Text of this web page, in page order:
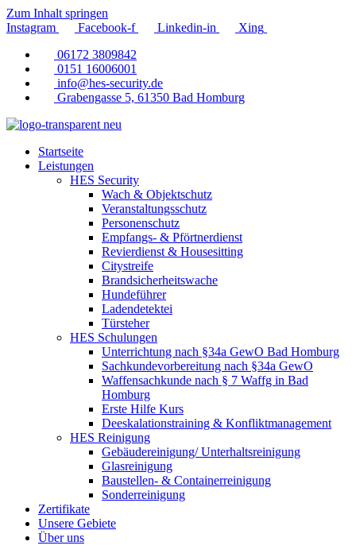
Zum Inhalt springen
Instagram
Facebook-f Linkedin-in
Xing
06172 3809842
0151 16006001
info@hes-security.de
Grabengasse 5, 61350 Bad Homburg
Startseite
Leistungen
HES Security
Wach & Objektschutz
Veranstaltungsschutz
Personenschutz
Empfangs- & Pförtnerdienst
Revierdienst & Housesitting
Citystreife
Brandsicherheitswache
Hundeführer
Ladendetektei
Türsteher
HES Schulungen
Unterrichtung nach §34a GewO Bad Homburg
Sachkundevorbereitung nach §34a GewO
Waffensachkunde nach § 7 Waffg in Bad
Homburg
Erste Hilfe Kurs
Deeskalationstraining & Konfliktmanagement
HES Reinigung
Gebäudereinigung/ Unterhaltsreinigung
Glasreinigung
Baustellen- & Containerreinigung
Sonderreinigung
Zertifikate
Unsere Gebiete
Über uns